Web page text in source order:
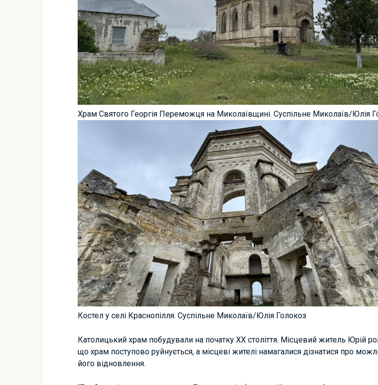
Храм Святого Георгія Переможця на Миколаївщині. Суспільне Миколаїв/Юлія
Костел у селі Краснопілля. Суспільне Миколаїв/Юлія Голокоз
Католицький храм побудували на початку XX століття. Місцевий житель Юрій
що храм поступово руйнується, а місцеві жителі намагалися дізнатися про
його відновлення.